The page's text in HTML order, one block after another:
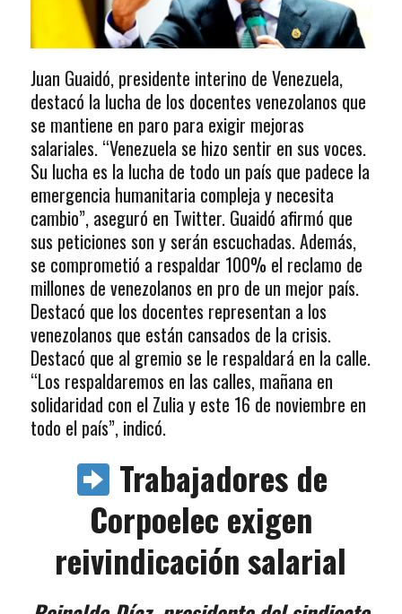
Juan Guaidó, presidente interino de Venezuela,
destacó la lucha de los docentes venezolanos que
se mantiene en paro para exigir mejoras
salariales. “Venezuela se hizo sentir en sus voces.
Su lucha es la lucha de todo un país que padece la
emergencia humanitaria compleja y necesita
cambio”, aseguró en Twitter. Guaidó afirmó que
sus peticiones son y serán escuchadas. Además,
se comprometió a respaldar 100% el reclamo de
millones de venezolanos en pro de un mejor país.
Destacó que los docentes representan a los
venezolanos que están cansados de la crisis.
Destacó que al gremio se le respaldará en la calle.
“Los respaldaremos en las calles, mañana en
solidaridad con el Zulia y este 16 de noviembre en
todo el país”, indicó.
Trabajadores de
Corpoelec exigen
reivindicación salarial